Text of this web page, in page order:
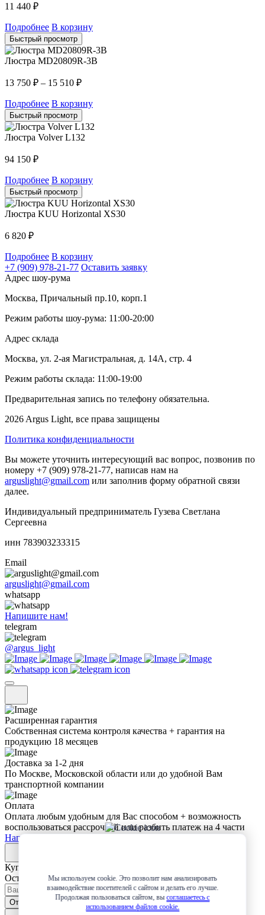
11 440 ₽
Подробнее В корзину
Быстрый просмотр
Люстра MD20809R-3B
13 750 ₽ – 15 510 ₽
Подробнее В корзину
Быстрый просмотр
Люстра Volver L132
94 150 ₽
Подробнее В корзину
Быстрый просмотр
Люстра KUU Horizontal XS30
6 820 ₽
Подробнее В корзину
+7 (909) 978-21-77 Оставить заявку
Адрес шоу-рума
Москва, Причальный пр.10, корп.1
Режим работы шоу-рума: 11:00-20:00
Адрес склада
Москва, ул. 2-ая Магистральная, д. 14А, стр. 4
Режим работы склада: 11:00-19:00
Предварительная запись по телефону обязательна.
2026 Argus Light, все права защищены
Политика конфиденциальности
Вы можете уточнить интересующий вас вопрос, позвонив по
номеру +7 (909) 978-21-77, написав нам на
arguslight@gmail.com или заполнив форму обратной связи
далее.
Индивидуальный предприниматель Гузева Светлана
Сергеевна
инн 783903233315
Email
arguslight@gmail.com
whatsapp
Напишите нам!
telegram
@argus_light
Расширенная гарантия
Собственная система контроля качества + гарантия на
продукцию 18 месяцев
Доставка за 1-2 дня
По Москве, Московской области или до удобной Вам
транспортной компании
Оплата
Оплата любым удобным для Вас способом + возможность
воспользоваться рассрочкой или разбить платеж на 4 части
Написать в Whatsapp
Купить в 1 клик
Оставьте заявку и мы сами свяжемся с вами!
Отправить
Мы используем cookie. Это позволит нам анализировать
взаимодействие посетителей с сайтом и делать его лучше.
Продолжая пользоваться сайтом, высоглашаетесь с
использованием файлов cookie.